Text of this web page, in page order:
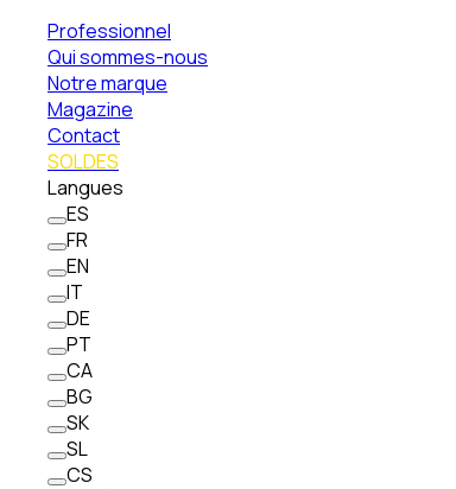
Professionnel
Qui sommes-nous
Notre marque
Magazine
Contact
SOLDES
Langues
ES
FR
EN
IT
DE
PT
CA
BG
SK
SL
CS